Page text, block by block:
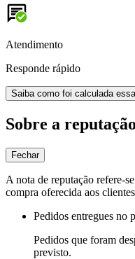
Atendimento
Responde rápido
Saiba como foi calculada
Sobre a
Fechar
A nota de reputação refere-
compra oferecida aos
Pedidos entregues no
Pedidos que foram
previsto.